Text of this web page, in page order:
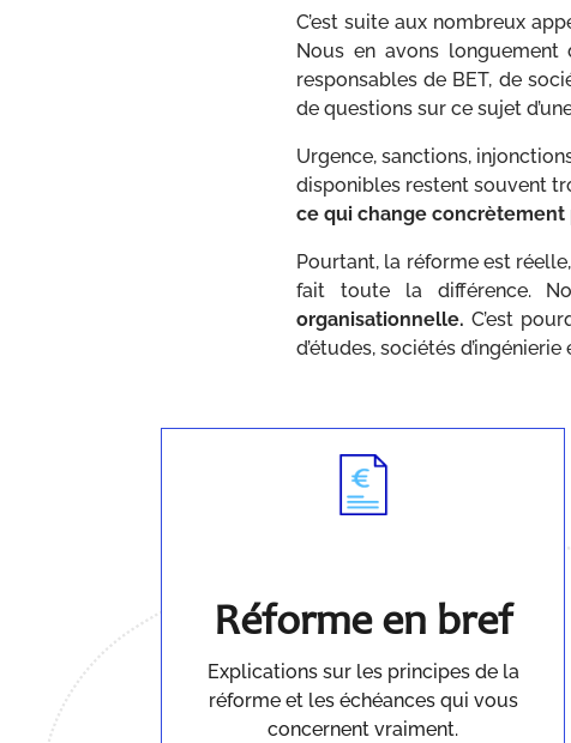
C’est suite aux nombreux
Nous en avons longuement
responsables de BET, de
de questions sur ce sujet
Urgence, sanctions,
disponibles restent souvent
ce qui change
Pourtant, la réforme est
fait toute la différence.
organisationnelle. C’est
d’études, sociétés
Réforme en bref
Explications sur les principes de la
réforme et les échéances qui vous
concernent vraiment.